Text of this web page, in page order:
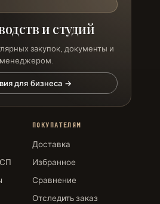
и студий
закупок, документы и
для бизнеса →
ПОКУПАТЕЛЯМ
Доставка
Избранное
Сравнение
Отследить заказ